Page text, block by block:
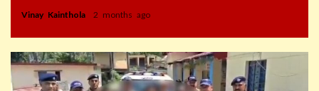
Vinay Kainthola 2 months ago